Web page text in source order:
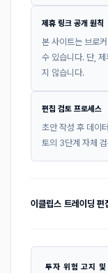
제휴 링크 공개 원칙
본 사이트는 브로
수 있습니다. 단,
지 않습니다.
편집 검토 프로세스
초안 작성 후 데이
토의 3단계 자체
이클립스 트레이딩
투자 위험 고지